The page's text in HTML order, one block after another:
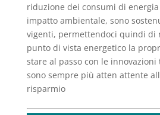
riduzione dei consumi di
impatto ambientale, sono
vigenti, permettendoci quindi di
punto di vista energetico la
stare al passo con le innovazioni
sono sempre più atten attente
risparmio